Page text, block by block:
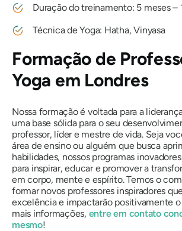
Duração do treinamento: 5 meses –
Técnica de Yoga: Hatha, Vinyasa
Formação de
Yoga em Londres
Nossa formação é voltada para a
uma base sólida para o seu
professor, líder e mestre de vida. Seja
área de ensino ou alguém que busca
habilidades, nossos programas
para inspirar, educar e promover a
em corpo, mente e espírito. Temos o
formar novos professores inspiradores
excelência e impactarão positivamente o
mais informações, entre em contato
mesmo!